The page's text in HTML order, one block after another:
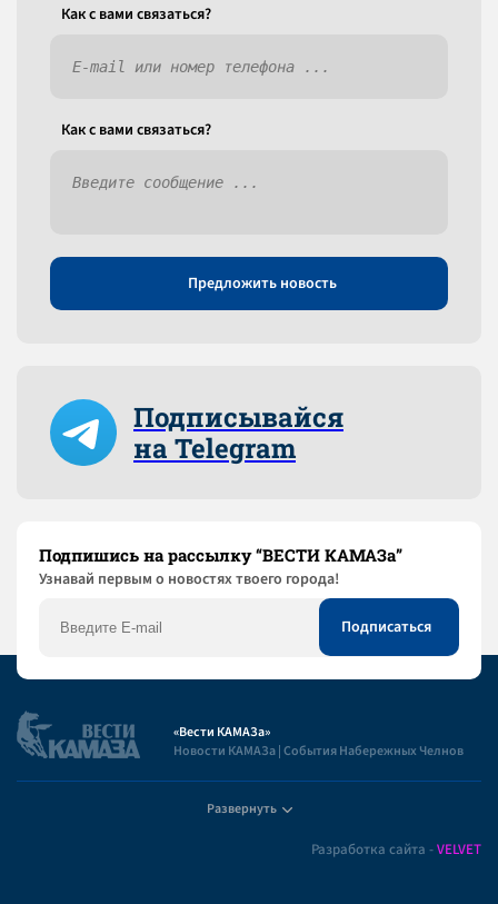
Как c вами связаться?
Как c вами связаться?
Предложить новость
Подписывайся
на Telegram
Подпишись на рассылку “ВЕСТИ КАМАЗа”
Узнaвай первым о новостях твоего города!
«Вести КАМАЗа»
Новости КАМАЗа | События Набережных Челнов
Развернуть
Разработка сайта -VELVET